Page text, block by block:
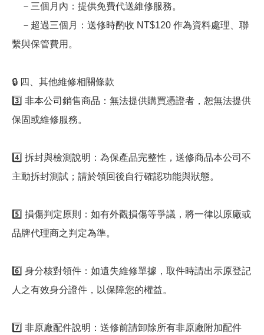
－三個月內：提供免費代送維修服務。
－超過三個月：送修時酌收 NT$120 作為資料處理、聯
繫與保管費用。
🔒 四、其他維修相關條款
3️⃣ 非本公司銷售商品：無法提供購買憑證者，恕無法提供
保固或維修服務。
4️⃣ 拆封與檢測說明：為保產品完整性，送修商品本公司不
主動拆封測試；請於領回後自行確認功能與狀態。
5️⃣ 損傷判定原則：如有外觀損傷等爭議，將一律以原廠或
品牌代理商之判定為準。
6️⃣ 身分核對領件：如遺失維修單據，取件時請出示原登記
人之有效身分證件，以保障您的權益。
7️⃣ 非原廠配件說明：送修前請卸除所有非原廠附加配件